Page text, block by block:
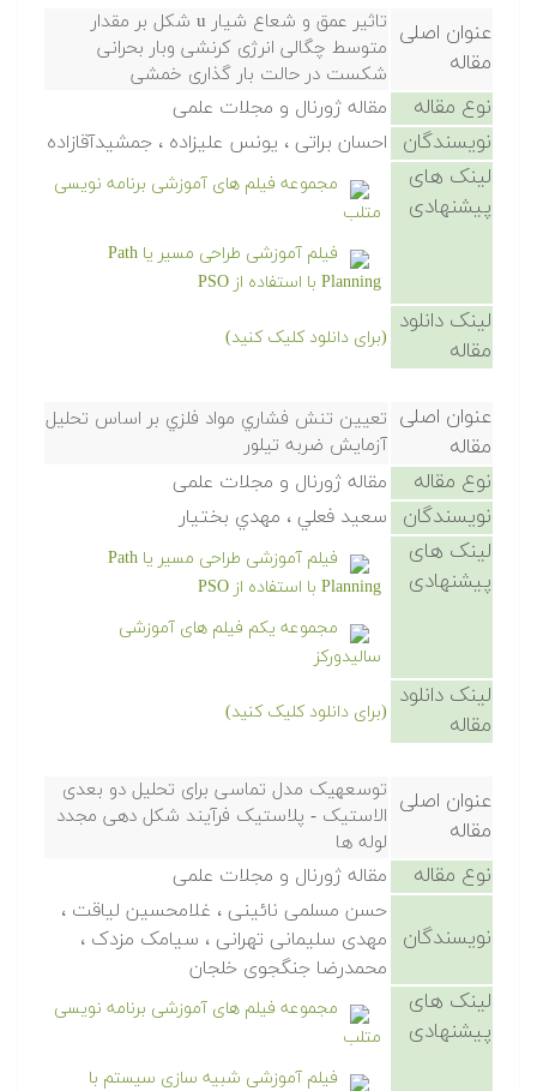
عنوان اصلی
مقاله
تاثیر عمق و شعاع شیار u شکل بر مقدار
متوسط چگالی انرژی کرنشی وبار بحرانی
شکست در حالت بار گذاری خمشی
نوع مقاله مقاله ژورنال و مجلات علمی
نویسندگان احسان براتی ، یونس علیزاده ، جمشیدآقازاده
لینک های
پیشنهادی
مجموعه فیلم های آموزشی برنامه نویسی
متلب
فیلم آموزشی طراحی مسیر یا Path
Planning با استفاده از PSO
لینک دانلود
مقاله
(برای دانلود کلیک کنید)
عنوان اصلی
مقاله
تعيين تنش فشاري مواد فلزي بر اساس تحليل
آزمايش ضربه تيلور
نوع مقاله مقاله ژورنال و مجلات علمی
نویسندگان سعيد فعلي ، مهدي بختيار
لینک های
پیشنهادی
فیلم آموزشی طراحی مسیر یا Path
Planning با استفاده از PSO
مجموعه یکم فیلم های آموزشی
سالیدورکز
لینک دانلود
مقاله
(برای دانلود کلیک کنید)
عنوان اصلی
مقاله
توسعهیک مدل تماسی برای تحلیل دو بعدی
الاستیک - پلاستیک فرآیند شکل دهی مجدد
لوله ها
نوع مقاله مقاله ژورنال و مجلات علمی
نویسندگان
حسن مسلمی نائینی ، غلامحسین لیاقت ،
مهدی سلیمانی تهرانی ، سیامک مزدک ،
محمدرضا جنگجوی خلجان
لینک های
پیشنهادی
مجموعه فیلم های آموزشی برنامه نویسی
متلب
فیلم آموزشی شبیه سازی سیستم با